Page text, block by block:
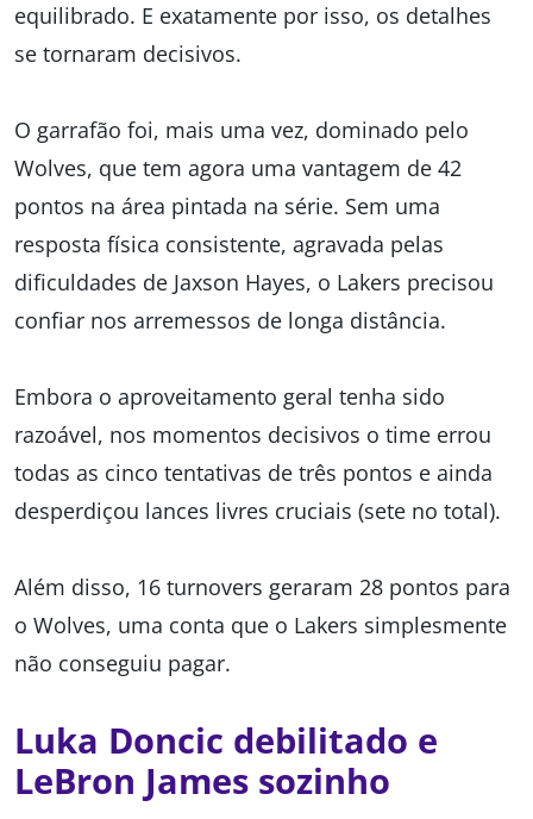
equilibrado. E exatamente por isso, os detalhes
se tornaram decisivos.
O garrafão foi, mais uma vez, dominado pelo
Wolves, que tem agora uma vantagem de 42
pontos na área pintada na série. Sem uma
resposta física consistente, agravada pelas
dificuldades de Jaxson Hayes, o Lakers precisou
confiar nos arremessos de longa distância.
Embora o aproveitamento geral tenha sido
razoável, nos momentos decisivos o time errou
todas as cinco tentativas de três pontos e ainda
desperdiçou lances livres cruciais (sete no total).
Além disso, 16 turnovers geraram 28 pontos para
o Wolves, uma conta que o Lakers simplesmente
não conseguiu pagar.
Luka Doncic debilitado e
LeBron James sozinho